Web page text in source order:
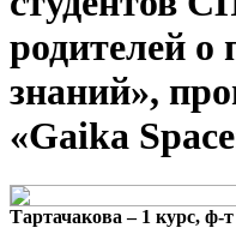
родителей о
знаний»,
«Gaika
Тартачакова – 1 курс, ф-